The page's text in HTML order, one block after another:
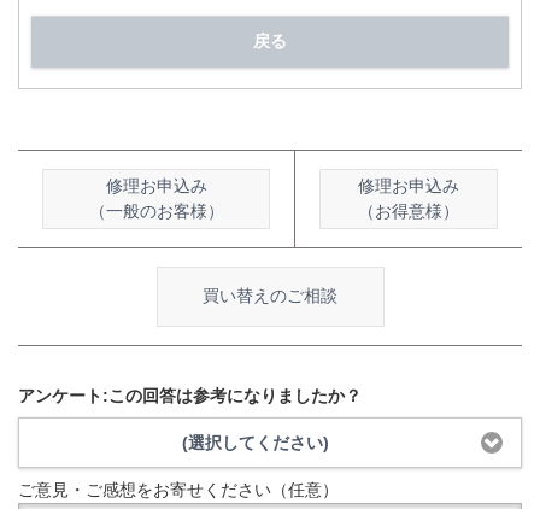
戻る
修理お申込み
（一般のお客様）
修理お申込み
（お得意様）
買い替えのご相談
アンケート:この回答は参考になりましたか？
(選択してください)
ご意見・ご感想をお寄せください（任意）